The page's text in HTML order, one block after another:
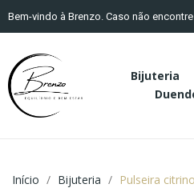
Bem-vindo à Brenzo. Caso não
Bijuteria
Início Bijuteria Pulseira